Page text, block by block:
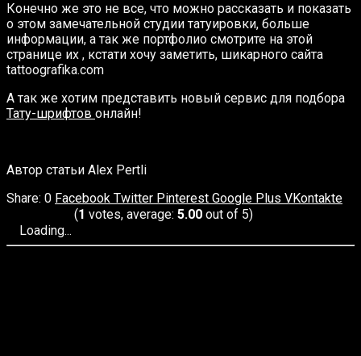
Конечно же это не все, что можно рассказать и показать
о этом замечательной студии татуировки, больше
информации, а так же портфолио смотрите на этой
странице их , кстати хочу заметить, шикарного сайта
tattoografika.com
А так же хотим представить новый сервис для подбора
Тату-шрифтов онлайн!
Автор статьи Alex Pertli
0 Facebook Twitter Pinterest Google Plus VKontakte
(1 votes, average: 5.00 out of 5)
Loading...